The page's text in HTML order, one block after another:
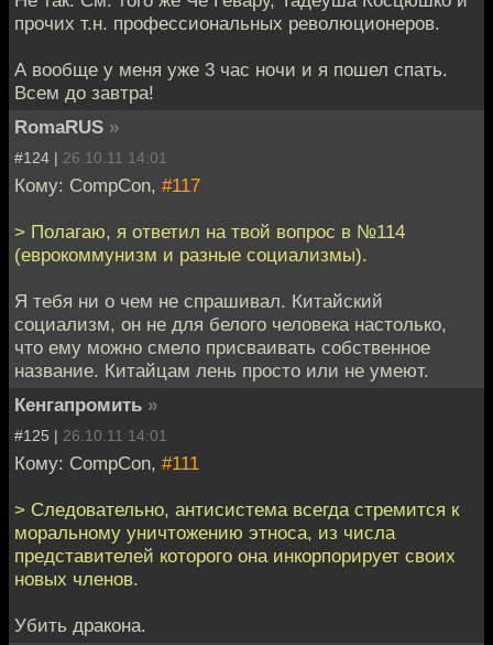
прочих т.н. профессиональных революционеров.
А вообще у меня уже 3 час ночи и я пошел спать.
Всем до завтра!
RomaRUS »
#124 | 26.10.11 14:01
Кому: CompCon, #117
> Полагаю, я ответил на твой вопрос в №114
(еврокоммунизм и разные социализмы).
Я тебя ни о чем не спрашивал. Китайский
социализм, он не для белого человека настолько,
что ему можно смело присваивать собственное
название. Китайцам лень просто или не умеют.
Кенгапромить »
#125 | 26.10.11 14:01
Кому: CompCon, #111
> Следовательно, антисистема всегда стремится к
моральному уничтожению этноса, из числа
представителей которого она инкорпорирует своих
новых членов.
Убить дракона.